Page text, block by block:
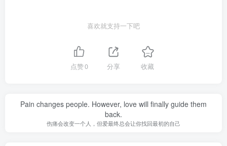
喜欢就支持一下吧
点赞0 分享 收藏
Pain changes people. However, love will finally guide them
back.
伤痛会改变一个人，但爱最终总会让你找回最初的自己